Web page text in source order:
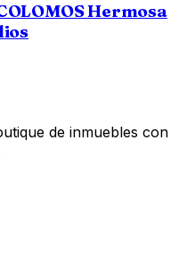
Hermosa
de inmuebles con